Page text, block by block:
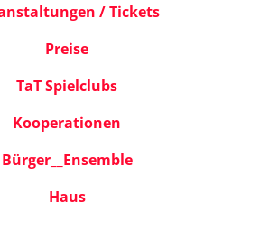
/ Tickets
Preise
TaT Spielclubs
Kooperationen
Bürger__Ensemble
Haus